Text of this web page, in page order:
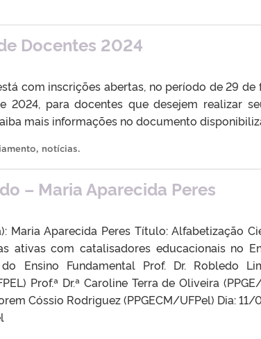
Docentes 2024
com inscrições abertas, no período de 29 de
2024, para docentes que desejem realizar
mais informações no documento
, notícias.
– Maria Aparecida Peres
Maria Aparecida Peres Título: Alfabetização
ativas com catalisadores educacionais no
Ensino Fundamental Prof. Dr. Robledo
Prof.ª Dr.ª Caroline Terra de Oliveira
Cóssio Rodriguez (PPGECM/UFPel) Dia: